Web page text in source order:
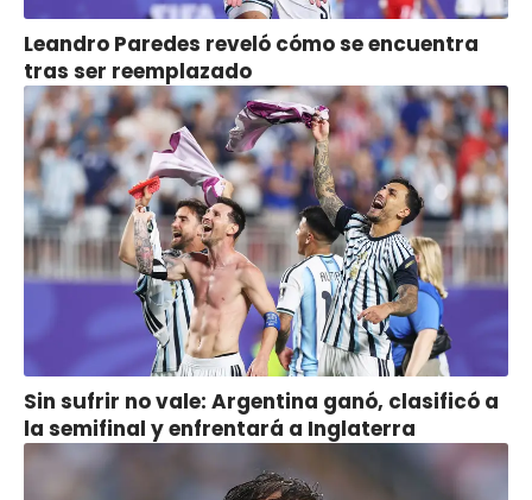
Leandro Paredes reveló cómo se encuentra
tras ser reemplazado
Sin sufrir no vale: Argentina ganó, clasificó a
la semifinal y enfrentará a Inglaterra